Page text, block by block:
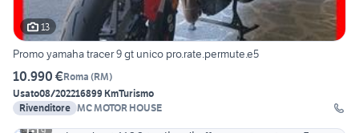
13
Promo yamaha tracer 9 gt unico pro.rate.permute.e5
10.990 €Roma (RM)
Usato08/202216899 KmTurismo
Rivenditore MC MOTOR HOUSE